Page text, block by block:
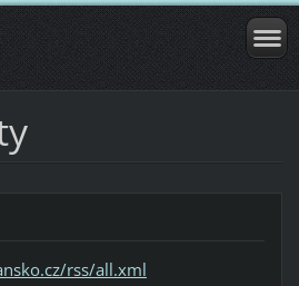
rss/all.xml